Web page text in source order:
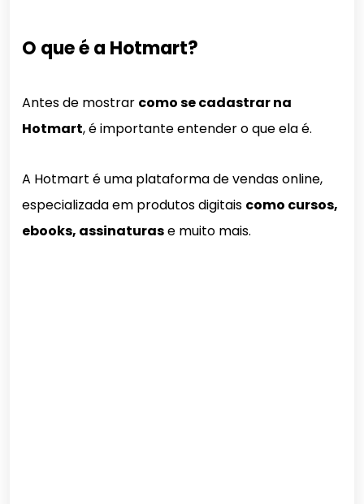
O que é a Hotmart?
Antes de mostrar como se cadastrar na
Hotmart, é importante entender o que ela é.
A Hotmart é uma plataforma de vendas online,
especializada em produtos digitais como cursos,
ebooks, assinaturase muito mais.